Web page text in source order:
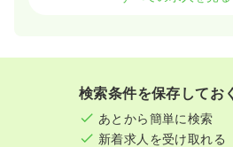
【3交代】
日勤 8:30～17:00 休憩60分
準夜 16:30～翌1:00 休憩60分
深夜 0:30～9:00 休憩60分
年間休日125日 4週8休以上 ブ
検索条件を保存してお
あとから簡単に検索
新着求人を受け取れる